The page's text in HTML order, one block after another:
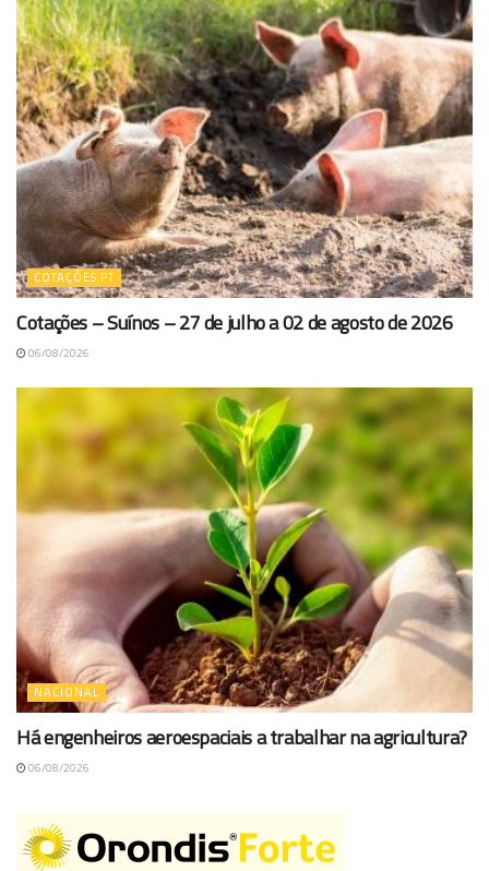
COTAÇÕES PT
Cotações – Suínos – 27 de julho a 02 de agosto de 2026
06/08/2026
NACIONAL
Há engenheiros aeroespaciais a trabalhar na agricultura?
06/08/2026